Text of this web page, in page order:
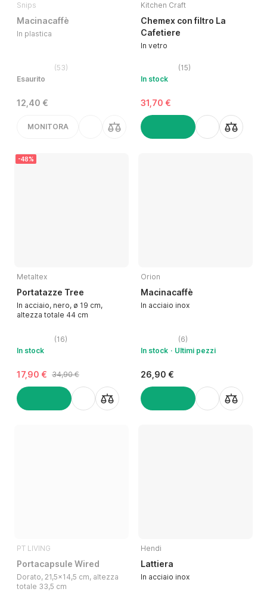
Snips
Macinacaffè
In plastica
(53)
Esaurito
12,40 €
MONITORA
Kitchen Craft
Chemex con filtro La
Cafetiere
In vetro
(15)
In stock
31,70 €
-48%
Metaltex
Portatazze Tree
In acciaio, nero, ø 19 cm,
altezza totale 44 cm
(16)
In stock
17,90 € 34,90 €
Orion
Macinacaffè
In acciaio inox
(6)
In stock
Ultimi pezzi
26,90 €
PT LIVING
Portacapsule Wired
Dorato, 21,5x14,5 cm, altezza
totale 33,5 cm
Hendi
Lattiera
In acciaio inox